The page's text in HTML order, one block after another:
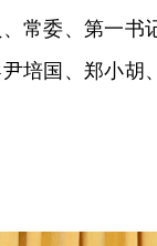
常委、第一书
培国、郑小